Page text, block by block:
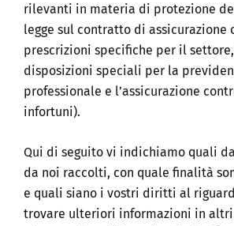
rilevanti in materia di protezione
legge sul contratto di assicurazione
prescrizioni specifiche per il
disposizioni speciali per la
professionale e l’assicurazione
infortuni).
Qui di seguito vi indichiamo quali
da noi raccolti, con quale finalità
e quali siano i vostri diritti al
trovare ulteriori informazioni in